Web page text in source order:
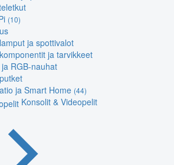
(10)
ja spottivalot
ja tarvikkeet
ja RGB-nauhat
ja Smart Home (44)
Konsolit & Videopelit